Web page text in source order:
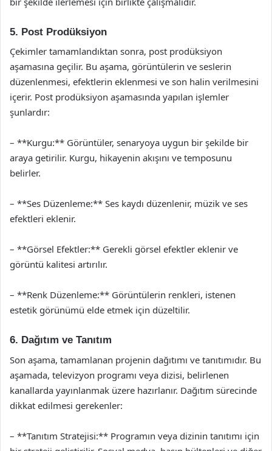
5. Post Prodüksiyon
Çekimler tamamlandıktan sonra, post prodüksiyon
aşamasına geçilir. Bu aşama, görüntülerin ve seslerin
düzenlenmesi, efektlerin eklenmesi ve son halin verilmesini
içerir. Post prodüksiyon aşamasında yapılan işlemler
şunlardır:
– **Kurgu:** Görüntüler, senaryoya uygun bir şekilde bir
araya getirilir. Kurgu, hikayenin akışını ve temposunu
belirler.
– **Ses Düzenleme:** Ses kaydı düzenlenir, müzik ve ses
efektleri eklenir.
– **Görsel Efektler:** Gerekli görsel efektler eklenir ve
görüntü kalitesi artırılır.
– **Renk Düzenleme:** Görüntülerin renkleri, istenen
estetik görünümü elde etmek için düzeltilir.
6. Dağıtım ve Tanıtım
Son aşama, tamamlanan projenin dağıtımı ve tanıtımıdır. Bu
aşamada, televizyon programı veya dizisi, belirlenen
kanallarda yayınlanmak üzere hazırlanır. Dağıtım sürecinde
dikkat edilmesi gerekenler:
– **Tanıtım Stratejisi:** Programın veya dizinin tanıtımı için